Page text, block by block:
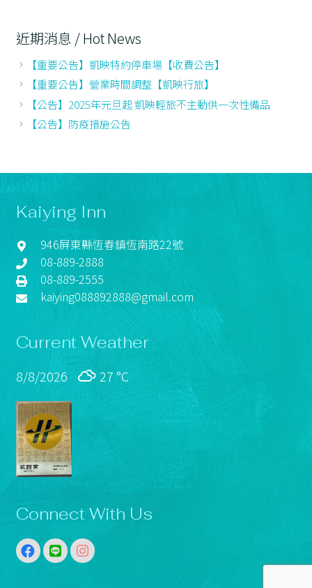
近期消息 / Hot News
【重要公告】凱映特約停車場【收費公告】
【重要公告】營業時間調整【凱映行旅】
【公告】2025年元旦起 凱映輕旅不主動供一次性備品
【公告】防疫措施公告
Kaiying Inn
946屏東縣恆春鎮恆南路22號
08-889-2888
08-889-2555
kaiying088892888@gmail.com
Current Weather
8/8/2026 27 °C
Connect With Us